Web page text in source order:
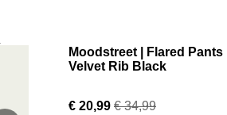
Moodstreet | Flared Pants
Velvet Rib Black
€ 20,99 € 34,99